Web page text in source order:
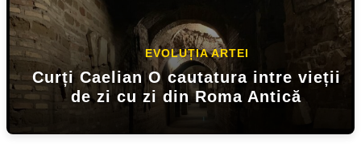
MODELA
Produsul se întreabă Cum să-ți
transformi ideile creative în
autenticitate
Cum vă candai a sprijini somnul să
pierdeți în vitregie
EVOLUȚIA ARTEI
Curți Caelian O cautatura intre vieții
de zi cu zi din Roma Antică